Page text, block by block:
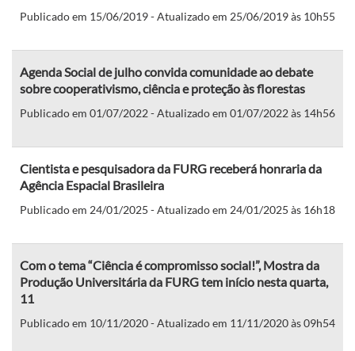
Publicado em 15/06/2019 - Atualizado em 25/06/2019 às 10h55
Agenda Social de julho convida comunidade ao debate
sobre cooperativismo, ciência e proteção às florestas
Publicado em 01/07/2022 - Atualizado em 01/07/2022 às 14h56
Cientista e pesquisadora da FURG receberá honraria da
Agência Espacial Brasileira
Publicado em 24/01/2025 - Atualizado em 24/01/2025 às 16h18
Com o tema “Ciência é compromisso social!”, Mostra da
Produção Universitária da FURG tem início nesta quarta,
11
Publicado em 10/11/2020 - Atualizado em 11/11/2020 às 09h54